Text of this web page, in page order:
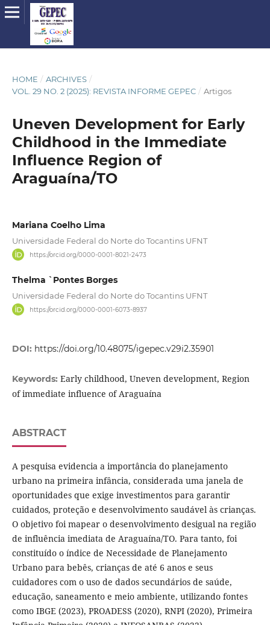
HOME / ARCHIVES /
VOL. 29 NO. 2 (2025): REVISTA INFORME GEPEC / Artigos
Uneven Development for Early
Childhood in the Immediate
Influence Region of
Araguaína/TO
Mariana Coelho Lima
Universidade Federal do Norte do Tocantins UFNT
https://orcid.org/0000-0001-8021-2473
Thelma `Pontes Borges
Universidade Federal do Norte do Tocantins UFNT
https://orcid.org/0000-0001-6073-8937
DOI: https://doi.org/10.48075/igepec.v29i2.35901
Keywords: Early childhood, Uneven development, Region
of immediate influence of Araguaína
ABSTRACT
A pesquisa evidencia a importância do planejamento
urbano na primeira infância, considerada uma janela de
oportunidades que exige investimentos para garantir
cuidados, proteção e desenvolvimento saudável às crianças.
O objetivo foi mapear o desenvolvimento desigual na região
de influência imediata de Araguaína/TO. Para tanto, foi
constituído o índice de Necessidade de Planejamento
Urbano para bebês, crianças de até 6 anos e seus
cuidadores com o uso de dados secundários de saúde,
educação, saneamento e meio ambiente, utilizando fontes
como IBGE (2023), PROADESS (2020), RNPI (2020), Primeira